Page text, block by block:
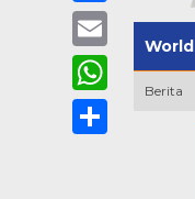
World
Berita
Facebook
Email
WhatsApp